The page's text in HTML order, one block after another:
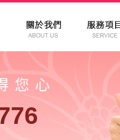
您心